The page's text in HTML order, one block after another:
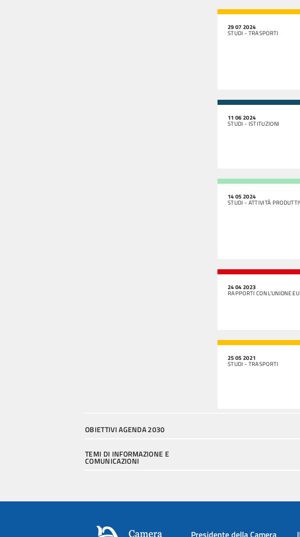
29 07 2024
STUDI - TRASPORTI
11 06 2024
STUDI - ISTITUZIONI
14 05 2024
STUDI - ATTIVITÀ
24 04 2023
RAPPORTI CON L'UNIONE
25 05 2021
STUDI - TRASPORTI
OBIETTIVI AGENDA 2030
TEMI DI INFORMAZIONE E
COMUNICAZIONI
Presidente della Camera